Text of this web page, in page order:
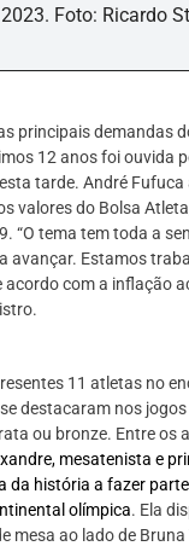
Foto: Ricardo
principais demandas
12 anos foi ouvida
tarde. André Fufuca
valores do Bolsa
“O tema tem toda a
avançar. Estamos
acordo com a inflação
11 atletas no
destacaram nos
ou bronze. Entre os
mesatenista e
da história a fazer
olímpica. Ela
mesa ao lado de